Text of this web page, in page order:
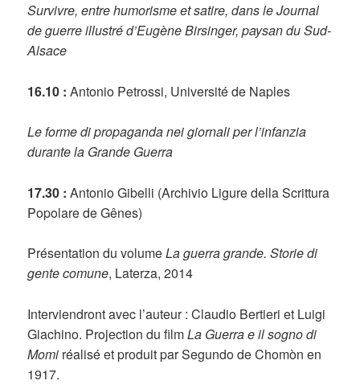
Survivre, entre humorisme et satire, dans le Journal
de guerre illustré d’Eugène Birsinger, paysan du Sud-
Alsace
16.10 : Antonio Petrossi, Université de Naples
Le forme di propaganda nei giornali per l’infanzia
durante la Grande Guerra
17.30 : Antonio Gibelli (Archivio Ligure della Scrittura
Popolare de Gênes)
Présentation du volumeLa guerra grande.Storie di
gente comune, Laterza, 2014
Interviendront avec l’auteur : Claudio Bertieri et Luigi
Giachino. Projection du filmLa Guerra e il sogno di
Momi réalisé et produit par Segundo de Chomòn en
1917.